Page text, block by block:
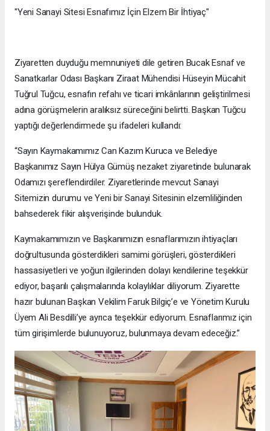
"Yeni Sanayi Sitesi Esnafımız İçin Elzem Bir İhtiyaç"
Ziyaretten duyduğu memnuniyeti dile getiren Bucak Esnaf ve
Sanatkarlar Odası Başkanı Ziraat Mühendisi Hüseyin Mücahit
Tuğrul Tuğcu, esnafın refahı ve ticari imkânlarının geliştirilmesi
adına görüşmelerin aralıksız süreceğini belirtti. Başkan Tuğcu
yaptığı değerlendirmede şu ifadeleri kullandı:
“Sayın Kaymakamımız Can Kazım Kuruca ve Belediye
Başkanımız Sayın Hülya Gümüş nezaket ziyaretinde bulunarak
Odamızı şereflendirdiler. Ziyaretlerinde mevcut Sanayi
Sitemizin durumu ve Yeni bir Sanayi Sitesinin elzemliliğinden
bahsederek fikir alışverişinde bulunduk.
Kaymakamımızın ve Başkanımızın esnaflarımızın ihtiyaçları
doğrultusunda gösterdikleri samimi görüşleri, gösterdikleri
hassasiyetleri ve yoğun ilgilerinden dolayı kendilerine teşekkür
ediyor, başarılı çalışmalarında kolaylıklar diliyorum. Ziyarette
hazır bulunan Başkan Vekilim Faruk Bilgiç’e ve Yönetim Kurulu
Üyem Ali Besdilli’ye ayrıca teşekkür ediyorum. Esnaflarımız için
tüm girişimlerde bulunuyoruz, bulunmaya devam edeceğiz.”